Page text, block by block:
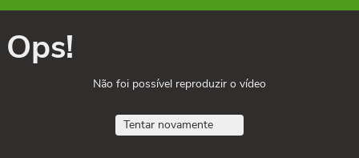
Ops!
Não foi possível reproduzir o vídeo
Tentar novamente